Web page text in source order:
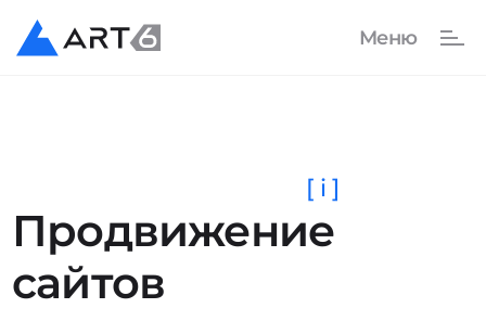
Продвижение
сайтов
[ i ]